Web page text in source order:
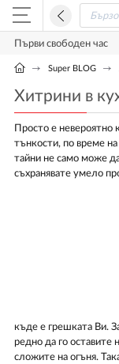
Първи свободен час
Super BLOG
Хитрини в
Просто е невероятно
тънкости, по време
тайни не само може
съхранявате умело
къде е грешката Ви.
редно да го оставите
сложите на огъня.